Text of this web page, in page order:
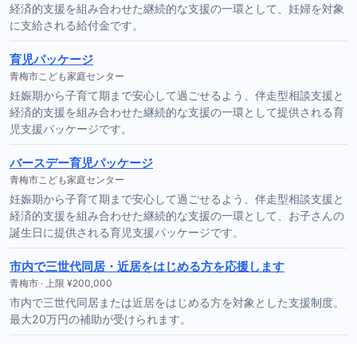
経済的支援を組み合わせた継続的な支援の一環として、妊婦を対象
に支給される給付金です。
育児パッケージ
青梅市こども家庭センター
妊娠期から子育て期まで安心して過ごせるよう、伴走型相談支援と
経済的支援を組み合わせた継続的な支援の一環として提供される育
児支援パッケージです。
バースデー育児パッケージ
青梅市こども家庭センター
妊娠期から子育て期まで安心して過ごせるよう、伴走型相談支援と
経済的支援を組み合わせた継続的な支援の一環として、お子さんの
誕生日に提供される育児支援パッケージです。
市内で三世代同居・近居をはじめる方を応援します
青梅市 · 上限 ¥200,000
市内で三世代同居または近居をはじめる方を対象とした支援制度。
最大20万円の補助が受けられます。